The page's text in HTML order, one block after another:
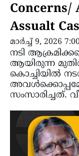
Concerns/
Assualt
മാർച്ച്‌ 9, 2026
നടി
ആയിരുന്ന
കൊച്ചിയിൽ
സംസാരിച്ചത്.